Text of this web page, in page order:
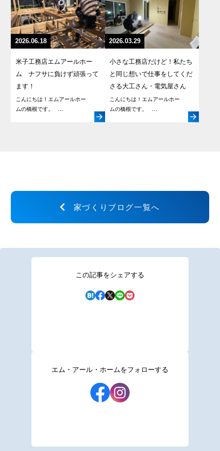
2026.06.18
米子工務店エムアールホー
ム ナフサに負けず頑張って
ます！
こんにちは！エムアールホー
ムの橋根です。 …
2026.03.29
小さな工務店だけど！私たち
と同じ想いで仕事をしてくだ
さる大工さん・電気屋さん
こんにちは！エムアールホー
ムの橋根です。 …
家づくりブログ一覧へ
この記事をシェアする
エム・アール・ホームをフォローする